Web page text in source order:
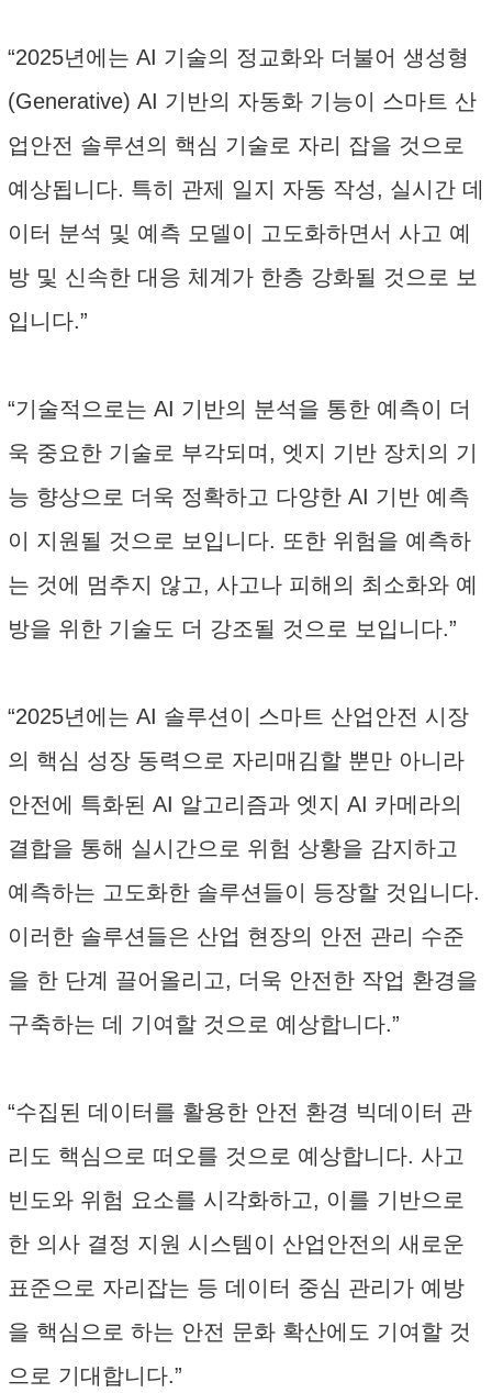
“2025년에는 AI 기술의 정교화와 더불어 생성형
(Generative) AI 기반의 자동화 기능이 스마트 산
업안전 솔루션의 핵심 기술로 자리 잡을 것으로
예상됩니다. 특히 관제 일지 자동 작성, 실시간 데
이터 분석 및 예측 모델이 고도화하면서 사고 예
방 및 신속한 대응 체계가 한층 강화될 것으로 보
입니다.”
“기술적으로는 AI 기반의 분석을 통한 예측이 더
욱 중요한 기술로 부각되며, 엣지 기반 장치의 기
능 향상으로 더욱 정확하고 다양한 AI 기반 예측
이 지원될 것으로 보입니다. 또한 위험을 예측하
는 것에 멈추지 않고, 사고나 피해의 최소화와 예
방을 위한 기술도 더 강조될 것으로 보입니다.”
“2025년에는 AI 솔루션이 스마트 산업안전 시장
의 핵심 성장 동력으로 자리매김할 뿐만 아니라
안전에 특화된 AI 알고리즘과 엣지 AI 카메라의
결합을 통해 실시간으로 위험 상황을 감지하고
예측하는 고도화한 솔루션들이 등장할 것입니다.
이러한 솔루션들은 산업 현장의 안전 관리 수준
을 한 단계 끌어올리고, 더욱 안전한 작업 환경을
구축하는 데 기여할 것으로 예상합니다.”
“수집된 데이터를 활용한 안전 환경 빅데이터 관
리도 핵심으로 떠오를 것으로 예상합니다. 사고
빈도와 위험 요소를 시각화하고, 이를 기반으로
한 의사 결정 지원 시스템이 산업안전의 새로운
표준으로 자리잡는 등 데이터 중심 관리가 예방
을 핵심으로 하는 안전 문화 확산에도 기여할 것
으로 기대합니다.”